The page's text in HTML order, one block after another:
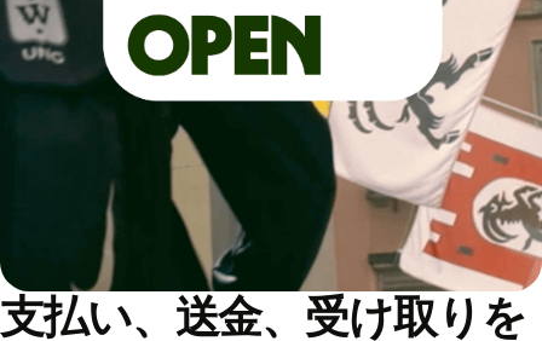
支払い、送金、受け取りを